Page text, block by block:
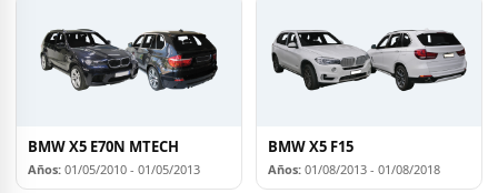
BMW X5 E70N MTECH
Años: 01/05/2010 - 01/05/2013
BMW X5 F15
Años: 01/08/2013 - 01/08/2018